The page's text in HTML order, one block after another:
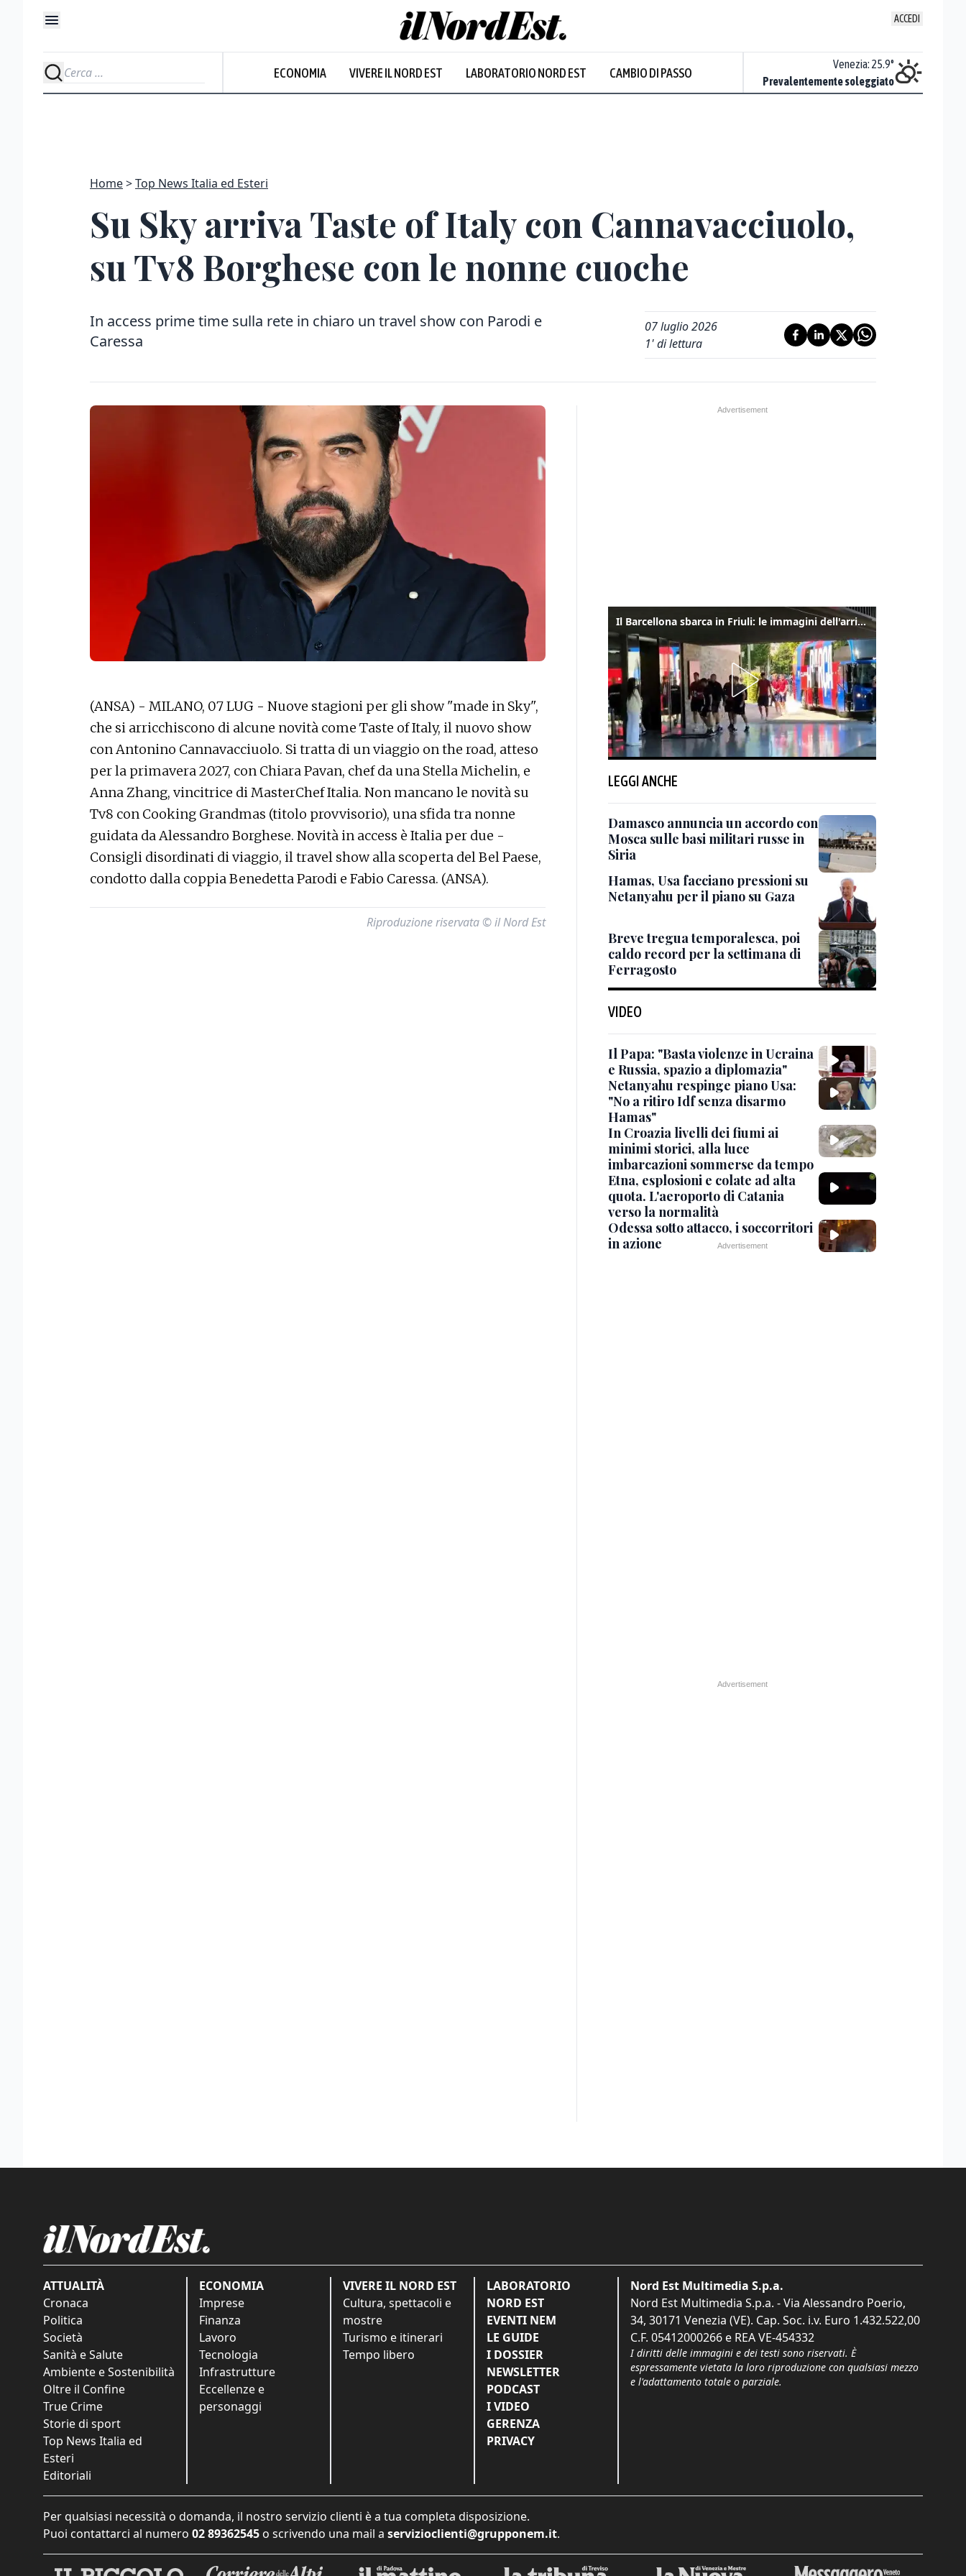
ACCEDI
ECONOMIA VIVERE IL NORD EST LABORATORIO NORD EST CAMBIO DI PASSO
Prevalentemente soleggiato
Venezia: 25.9°
Prevalentemente soleggiato
Home Top News Italia ed Esteri
Su Sky arriva Taste of Italy con Cannavacciuolo,
su Tv8 Borghese con le nonne cuoche
In access prime time sulla rete in chiaro un travel show con Parodi e
Caressa
07 luglio 2026
1' di lettura
(ANSA) - MILANO, 07 LUG - Nuove stagioni per gli show "made in Sky",
che si arricchiscono di alcune novità come Taste of Italy, il nuovo show
con Antonino Cannavacciuolo. Si tratta di un viaggio on the road, atteso
per la primavera 2027, con Chiara Pavan, chef da una Stella Michelin, e
Anna Zhang, vincitrice di MasterChef Italia. Non mancano le novità su
Tv8 con Cooking Grandmas (titolo provvisorio), una sfida tra nonne
guidata da Alessandro Borghese. Novità in access è Italia per due -
Consigli disordinati di viaggio, il travel show alla scoperta del Bel Paese,
condotto dalla coppia Benedetta Parodi e Fabio Caressa. (ANSA).
Riproduzione riservata © il Nord Est
Il Barcellona sbarca in Friuli: le immagini dell'arrivo in albergo
LEGGI ANCHE
Damasco annuncia un accordo con
Mosca sulle basi militari russe in
Siria
Hamas, Usa facciano pressioni su
Netanyahu per il piano su Gaza
Breve tregua temporalesca, poi
caldo record per la settimana di
Ferragosto
VIDEO
Il Papa: "Basta violenze in Ucraina
e Russia, spazio a diplomazia"
Netanyahu respinge piano Usa:
"No a ritiro Idf senza disarmo
Hamas"
In Croazia livelli dei fiumi ai
minimi storici, alla luce
imbarcazioni sommerse da tempo
Etna, esplosioni e colate ad alta
quota. L'aeroporto di Catania
verso la normalità
Odessa sotto attacco, i soccorritori
in azione
ATTUALITÀ
Cronaca
Politica
Società
Sanità e Salute
Ambiente e Sostenibilità
Oltre il Confine
True Crime
Storie di sport
Top News Italia ed
Esteri
Editoriali
ECONOMIA
Imprese
Finanza
Lavoro
Tecnologia
Infrastrutture
Eccellenze e
personaggi
VIVERE IL NORD EST
Cultura, spettacoli e
mostre
Turismo e itinerari
Tempo libero
LABORATORIO
NORD EST
EVENTI NEM
LE GUIDE
I DOSSIER
NEWSLETTER
PODCAST
I VIDEO
GERENZA
PRIVACY
Nord Est Multimedia S.p.a.
Nord Est Multimedia S.p.a. - Via Alessandro Poerio,
34, 30171 Venezia (VE). Cap. Soc. i.v. Euro 1.432.522,00
C.F. 05412000266 e REA VE-454332
I diritti delle immagini e dei testi sono riservati. È
espressamente vietata la loro riproduzione con qualsiasi mezzo
e l'adattamento totale o parziale.
Per qualsiasi necessità o domanda, il nostro servizio clienti è a tua completa disposizione.
Puoi contattarci al numero 02 89362545 o scrivendo una mail a servizioclienti@grupponem.it.